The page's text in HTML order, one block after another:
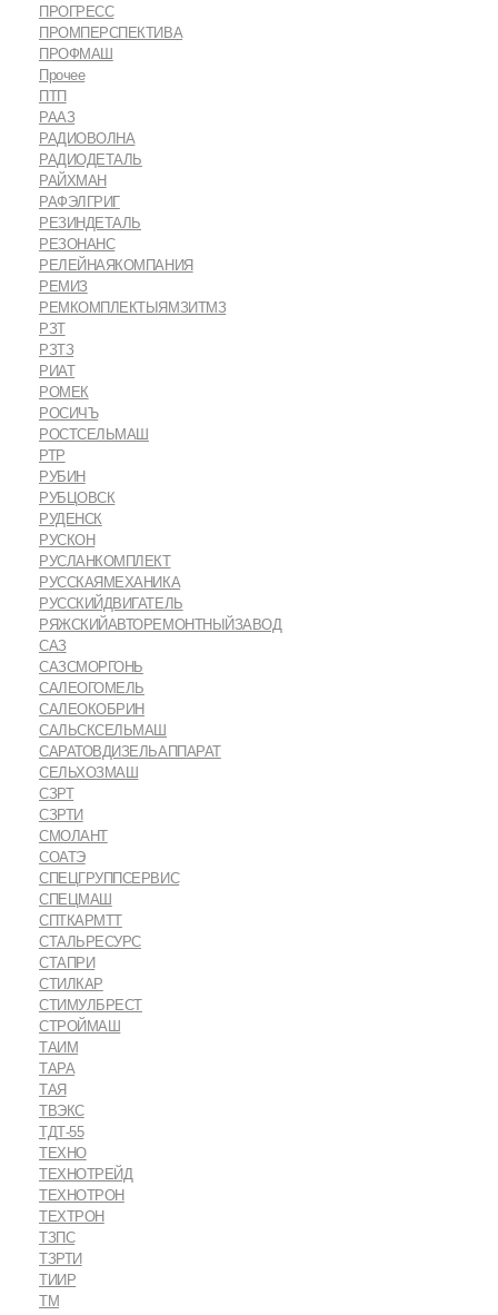
ПРОГРЕСС
ПРОМПЕРСПЕКТИВА
ПРОФМАШ
Прочее
ПТП
РААЗ
РАДИОВОЛНА
РАДИОДЕТАЛЬ
РАЙХМАН
РАФЭЛГРИГ
РЕЗИНДЕТАЛЬ
РЕЗОНАНС
РЕЛЕЙНАЯКОМПАНИЯ
РЕМИЗ
РЕМКОМПЛЕКТЫЯМЗИТМЗ
РЗТ
РЗТЗ
РИАТ
РОМЕК
РОСИЧЪ
РОСТСЕЛЬМАШ
РТР
РУБИН
РУБЦОВСК
РУДЕНСК
РУСКОН
РУСЛАНКОМПЛЕКТ
РУССКАЯМЕХАНИКА
РУССКИЙДВИГАТЕЛЬ
РЯЖСКИЙАВТОРЕМОНТНЫЙЗАВОД
САЗ
САЗСМОРГОНЬ
САЛЕОГОМЕЛЬ
САЛЕОКОБРИН
САЛЬСКСЕЛЬМАШ
САРАТОВДИЗЕЛЬАППАРАТ
СЕЛЬХОЗМАШ
СЗРТ
СЗРТИ
СМОЛАНТ
СОАТЭ
СПЕЦГРУППСЕРВИС
СПЕЦМАШ
СПТКАРМТТ
СТАЛЬРЕСУРС
СТАПРИ
СТИЛКАР
СТИМУЛБРЕСТ
СТРОЙМАШ
ТАИМ
ТАРА
ТАЯ
ТВЭКС
ТДТ-55
ТЕХНО
ТЕХНОТРЕЙД
ТЕХНОТРОН
ТЕХТРОН
ТЗПС
ТЗРТИ
ТИИР
ТМ